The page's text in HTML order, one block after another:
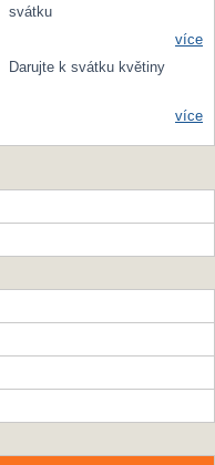
svátku
více
Darujte k svátku květiny
více